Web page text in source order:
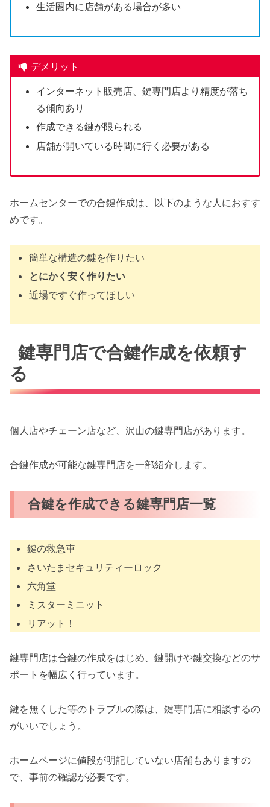
生活圏内に店舗がある場合が多い
デメリット
インターネット販売店、鍵専門店より精度が落ち
る傾向あり
作成できる鍵が限られる
店舗が開いている時間に行く必要がある
ホームセンターでの合鍵作成は、以下のような人におすす
めです。
簡単な構造の鍵を作りたい
とにかく安く作りたい
近場ですぐ作ってほしい
鍵専門店で合鍵作成を依頼す
る
個人店やチェーン店など、沢山の鍵専門店があります。
合鍵作成が可能な鍵専門店を一部紹介します。
合鍵を作成できる鍵専門店一覧
鍵の救急車
さいたまセキュリティーロック
六角堂
ミスターミニット
リアット！
鍵専門店は合鍵の作成をはじめ、鍵開けや鍵交換などのサ
ポートを幅広く行っています。
鍵を無くした等のトラブルの際は、鍵専門店に相談するの
がいいでしょう。
ホームページに値段が明記していない店舗もありますの
で、事前の確認が必要です。